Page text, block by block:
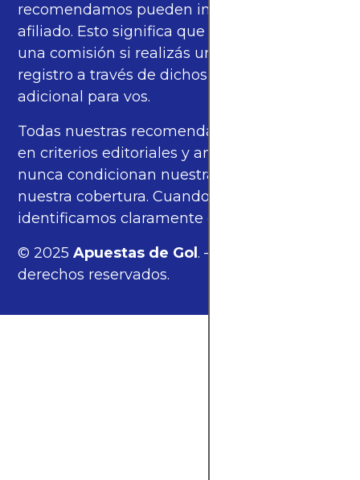
recomendamos pueden incluir enlaces de
afiliado. Esto significa que podríamos recibir
una comisión si realizás una compra o
registro a través de dichos enlaces, sin costo
adicional para vos.
Todas nuestras recomendaciones se basan
en criterios editoriales y análisis propios, y
nunca condicionan nuestras opiniones ni
nuestra cobertura. Cuando corresponde,
identificamos claramente estos enlaces.
© 2025Apuestas de Gol. — Todos los
derechos reservados.